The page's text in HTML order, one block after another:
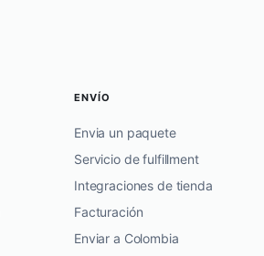
ENVÍO
Envia un paquete
Servicio de fulfillment
Integraciones de tienda
Facturación
Enviar a Colombia